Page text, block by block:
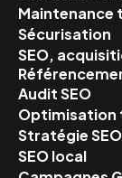
Maintenance
Sécurisation
SEO,
Audit SEO
Optimisation
Stratégie SEO
SEO local